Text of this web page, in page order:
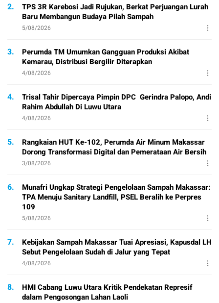
2.
TPS 3R Karebosi Jadi Rujukan, Berkat Perjuangan Lurah
Baru Membangun Budaya Pilah Sampah
5/08/2026
3.
Perumda TM Umumkan Gangguan Produksi Akibat
Kemarau, Distribusi Bergilir Diterapkan
4/08/2026
4.
Trisal Tahir Dipercaya Pimpin DPC Gerindra Palopo, Andi
Rahim Abdullah Di Luwu Utara
4/08/2026
5.
Rangkaian HUT Ke-102, Perumda Air Minum Makassar
Dorong Transformasi Digital dan Pemerataan Air Bersih
3/08/2026
6.
Munafri Ungkap Strategi Pengelolaan Sampah Makassar:
TPA Menuju Sanitary Landfill, PSEL Beralih ke Perpres
109
5/08/2026
7.
Kebijakan Sampah Makassar Tuai Apresiasi, Kapusdal LH
Sebut Pengelolaan Sudah di Jalur yang Tepat
4/08/2026
8.
HMI Cabang Luwu Utara Kritik Pendekatan Represif
dalam Pengosongan Lahan Laoli